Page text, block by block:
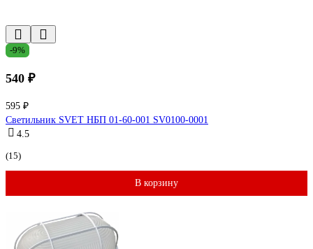
-9%
540 ₽
595 ₽
Светильник SVET НБП 01-60-001 SV0100-0001
4.5
(15)
В корзину